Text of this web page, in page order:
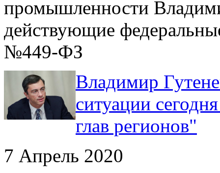
промышленности
действующие
№449-ФЗ
Владимир
ситуации
глав регионов"
7 Апрель 2020